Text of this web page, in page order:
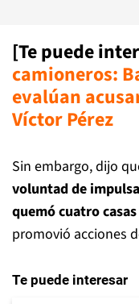
[Te puede
camioneros:
evalúan
Víctor Pérez
Sin embargo, dijo
voluntad de
quemó cuatro
promovió acciones
Te puede interesar